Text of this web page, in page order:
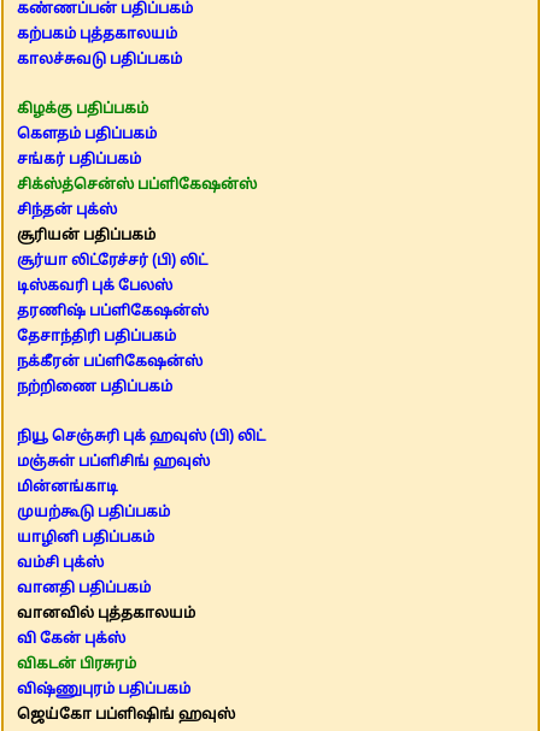
கண்ணப்பன் பதிப்பகம்
கற்பகம் புத்தகாலயம்
காலச்சுவடு பதிப்பகம்
கிழக்கு பதிப்பகம்
கௌதம் பதிப்பகம்
சங்கர் பதிப்பகம்
சிக்ஸ்த்சென்ஸ் பப்ளிகேஷன்ஸ்
சிந்தன் புக்ஸ்
சூரியன் பதிப்பகம்
சூர்யா லிட்ரேச்சர் (பி) லிட்
டிஸ்கவரி புக் பேலஸ்
தரணிஷ் பப்ளிகேஷன்ஸ்
தேசாந்திரி பதிப்பகம்
நக்கீரன் பப்ளிகேஷன்ஸ்
நற்றிணை பதிப்பகம்
நியூ செஞ்சுரி புக் ஹவுஸ் (பி) லிட்
மஞ்சுள் பப்ளிசிங் ஹவுஸ்
மின்னங்காடி
முயற்கூடு பதிப்பகம்
யாழினி பதிப்பகம்
வம்சி புக்ஸ்
வானதி பதிப்பகம்
வானவில் புத்தகாலயம்
வி கேன் புக்ஸ்
விகடன் பிரசுரம்
விஷ்ணுபுரம் பதிப்பகம்
ஜெய்கோ பப்ளிஷிங் ஹவுஸ்